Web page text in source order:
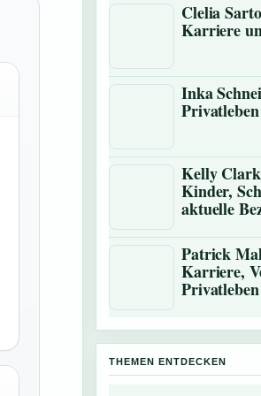
Clelia
Karriere
Inka
Kelly
Kinder,
aktuelle
Patrick
Karriere,
THEMEN ENTDECKEN